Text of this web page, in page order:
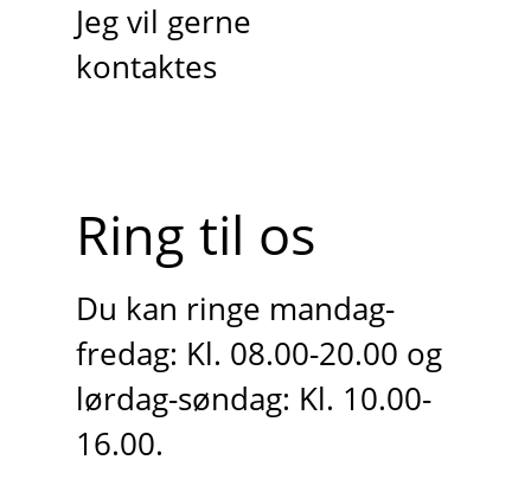
Jeg vil gerne
kontaktes
Ring til os
Du kan ringe mandag-
fredag: Kl. 08.00-20.00 og
lørdag-søndag: Kl. 10.00-
16.00.